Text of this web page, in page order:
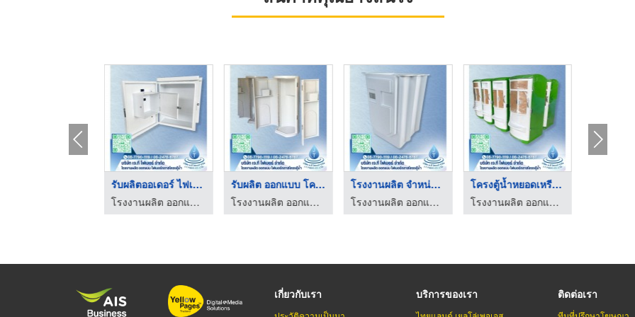
รับผลิตออเดอร์ ไฟเบอ ...
โรงงานผลิต ออกแบบ ไฟเบอร์กลาสโครงตู้น้ำ
รับผลิต ออกแบบ โครงต ...
โรงงานผลิต ออกแบบ ไฟเบอร์กลาสโครงตู้น้ำ
โรงงานผลิต จำหน่าย โ ...
โรงงานผลิต ออกแบบ ไฟเบอร์กลาสโครงตู้น้ำ
โครงตู้น้ำหยอดเหรียญ ...
โรงงานผลิต ออกแบบ ไฟเบอร์กลาสโครงตู้น้ำ
เกี่ยวกับเรา บริการของเรา ติดต่อเรา